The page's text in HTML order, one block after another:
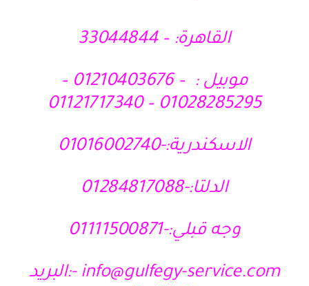
القاهرة: – 33044844
موبيل : – 01210403676 –
01028285295 – 01121717340
الاسكندرية:-01016002740
الدلتا:-01284817088
وجه قبلي:-01111500871
info@gulfegy-service.com -:البريد